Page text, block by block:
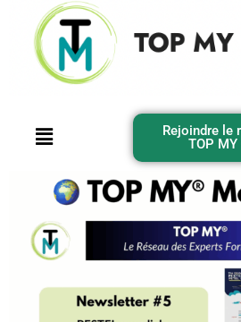
Rejoindre le
TOP
Catégorie :
Newsletter #5 :
tempête pour